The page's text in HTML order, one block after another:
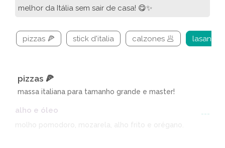
melhor da Itália sem sair de casa! 😋✨
pizzas 🍕 stick d'italia calzones 🥟
pizzas 🍕
massa italiana para tamanho grande e master!
alho e óleo
---